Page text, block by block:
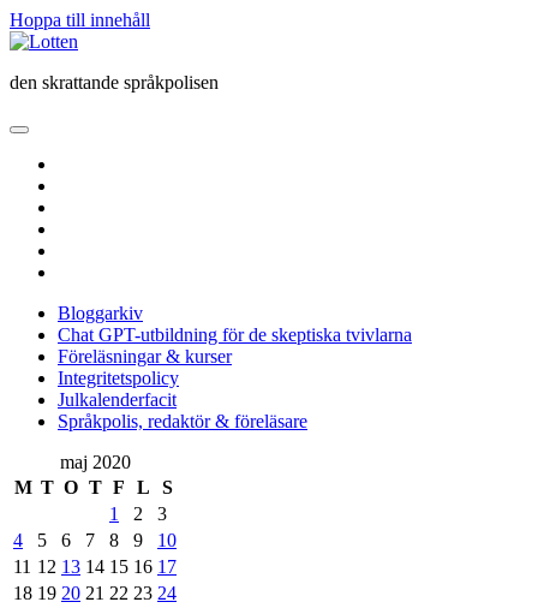
Hoppa till innehåll
Lotten
den skrattande språkpolisen
öppna
meny
Bloggarkiv
Chat GPT-utbildning för de skeptiska tvivlarna
Föreläsningar & kurser
Integritetspolicy
Julkalenderfacit
Språkpolis, redaktör & föreläsare
Sidopanel
maj 2020
M T O T F L
S
1
2
3
4
5 6 7 8 9
10
11 12 13 14 15 16 17
18 19 20 21 22 23 24